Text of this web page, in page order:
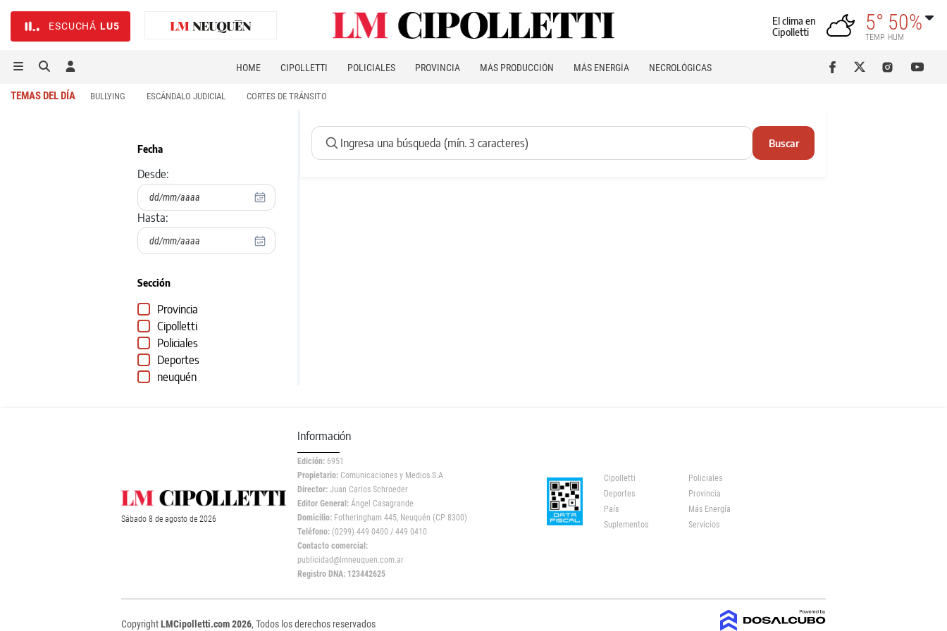
ESCUCHÁ LU5
El clima en
Cipolletti
5°
TEMP
50%
HUM
HOME CIPOLLETTI POLICIALES PROVINCIA MÁS PRODUCCIÓN MÁS ENERGÍA NECROLÓGICAS
TEMAS DEL DÍA BULLYING ESCÁNDALO JUDICIAL CORTES DE TRÁNSITO
Fecha
Desde:
Hasta:
Sección
Provincia
Cipolletti
Policiales
Deportes
neuquén
Buscar
Sábado 8 de agosto de 2026
Información
Edición: 6951
Propietario: Comunicaciones y Medios S.A
Director: Juan Carlos Schroeder
Editor General: Ángel Casagrande
Domicilio: Fotheringham 445, Neuquén (CP 8300)
Teléfono: (0299) 449 0400 / 449 0410
Contacto comercial:
publicidad@lmneuquen.com.ar
Registro DNA: 123442625
Cipolletti
Policiales
Deportes
Provincia
País
Más Energía
Suplementos
Servicios
CopyrightLMCipolletti.com 2026, Todos los derechos reservados